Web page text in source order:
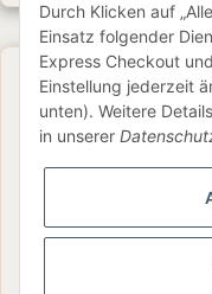
Gesetzliche
Informationen
Durch Klicken auf
Einsatz folgender
Express Checkout
Einstellung jederzeit
unten). Weitere
in unserer